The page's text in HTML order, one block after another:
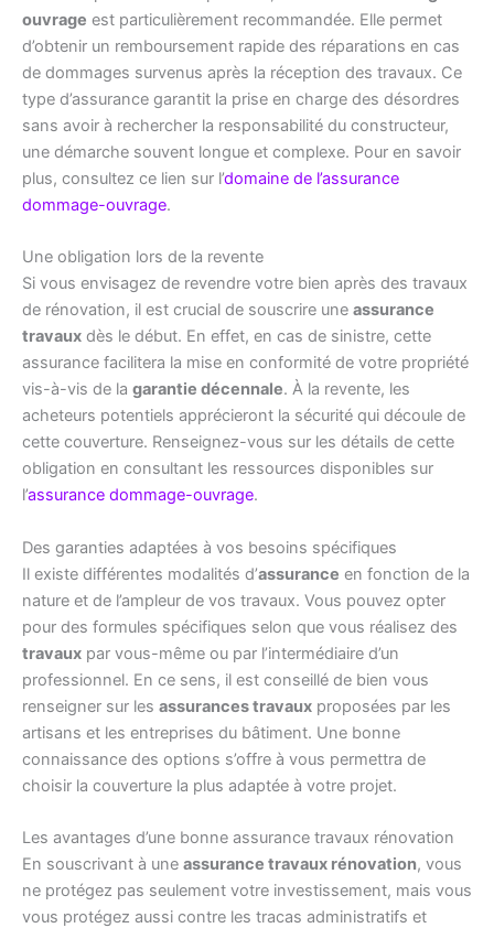
ouvrage est particulièrement recommandée. Elle permet
d’obtenir un remboursement rapide des réparations en cas
de dommages survenus après la réception des travaux. Ce
type d’assurance garantit la prise en charge des désordres
sans avoir à rechercher la responsabilité du constructeur,
une démarche souvent longue et complexe. Pour en savoir
plus, consultez ce lien sur l’domaine de l’assurance
dommage-ouvrage.
Une obligation lors de la revente
Si vous envisagez de revendre votre bien après des travaux
de rénovation, il est crucial de souscrire une assurance
travaux dès le début. En effet, en cas de sinistre, cette
assurance facilitera la mise en conformité de votre propriété
vis-à-vis de la garantie décennale. À la revente, les
acheteurs potentiels apprécieront la sécurité qui découle de
cette couverture. Renseignez-vous sur les détails de cette
obligation en consultant les ressources disponibles sur
l’assurance dommage-ouvrage.
Des garanties adaptées à vos besoins spécifiques
Il existe différentes modalités d’assurance en fonction de la
nature et de l’ampleur de vos travaux. Vous pouvez opter
pour des formules spécifiques selon que vous réalisez des
travaux par vous-même ou par l’intermédiaire d’un
professionnel. En ce sens, il est conseillé de bien vous
renseigner sur les assurances travaux proposées par les
artisans et les entreprises du bâtiment. Une bonne
connaissance des options s’offre à vous permettra de
choisir la couverture la plus adaptée à votre projet.
Les avantages d’une bonne assurance travaux rénovation
En souscrivant à une assurance travaux rénovation, vous
ne protégez pas seulement votre investissement, mais vous
vous protégez aussi contre les tracas administratifs et